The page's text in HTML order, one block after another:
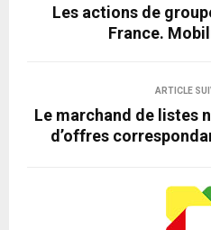
Les actions de
France.
ARTICLE
Le marchand de listes
d’offres